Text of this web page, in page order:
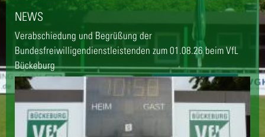
NEWS
Verabschiedung und Begrüßung der
Bundesfreiwilligendienstleistenden zum 01.08.26 beim VfL
Bückeburg